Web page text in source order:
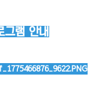
그램 안내